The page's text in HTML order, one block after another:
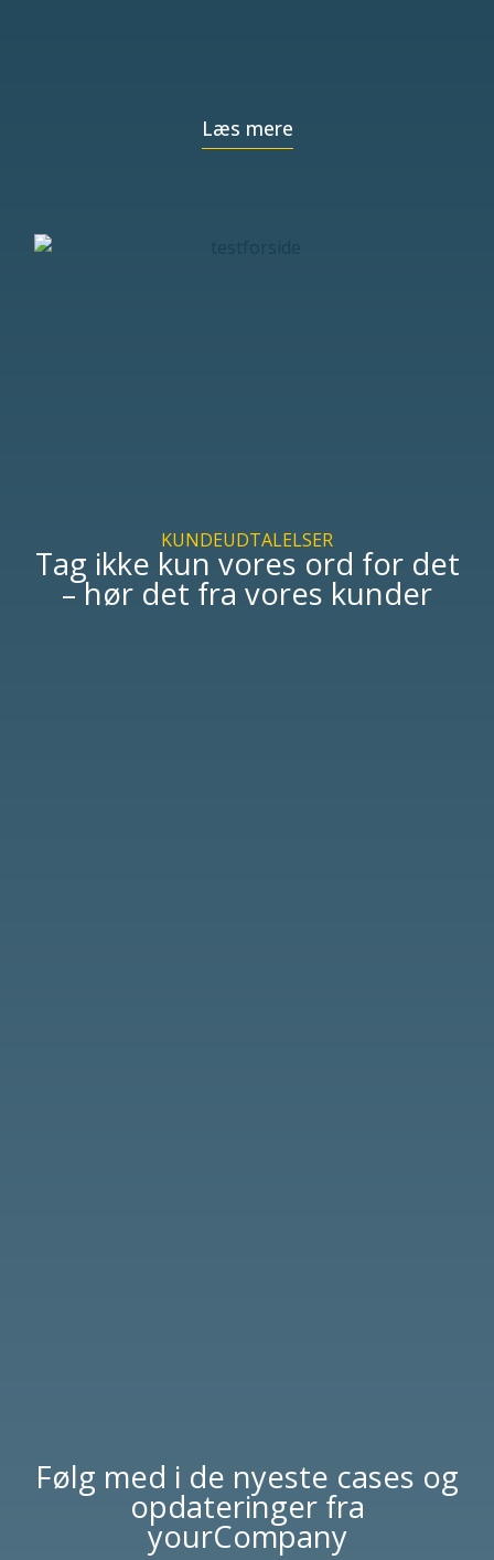
Læs mere
KUNDEUDTALELSER
Tag ikke kun vores ord for det
– hør det fra vores kunder
Følg med i de nyeste cases og
opdateringer fra
yourCompany